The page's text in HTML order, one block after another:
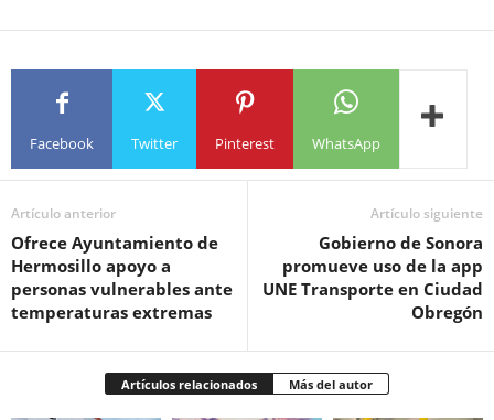
Facebook Twitter Pinterest WhatsApp
Artículo anterior
Ofrece Ayuntamiento de
Hermosillo apoyo a
personas vulnerables ante
temperaturas extremas
Artículo siguiente
Gobierno de Sonora
promueve uso de la app
UNE Transporte en Ciudad
Obregón
Artículos relacionados Más del autor